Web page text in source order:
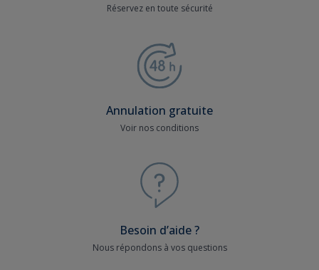
Réservez en toute sécurité
Annulation gratuite
Voir nos conditions
Besoin d’aide ?
Nous répondons à vos questions